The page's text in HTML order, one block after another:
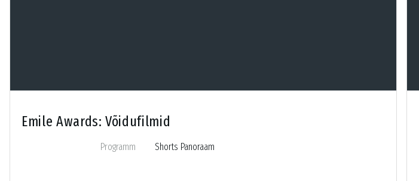
Emile Awards: Võidufilmid
Programm Shorts Panoraam